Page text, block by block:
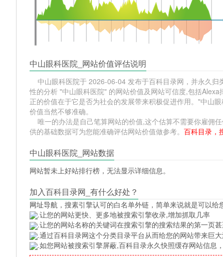
中山眼科医院_网站价值评估说明
中山眼科医院于 2026-06-04 发布于百科目录网，并永久
性的分析 "中山眼科医院" 的网站价值及网站可信度,包括
正的价值在于它是否为社会的发展带来积极促进作用。"中山
价值当然不够准确。
唯一的办法是自己笔算网站的价值,这个估算不需要你雇佣
供的基础数据可为您能准确评估网站价值做参考。百科目录，
中山眼科医院_网站数据
网站暂未上好站排行榜，无法显示详细信息。
加入百科目录网_有什么好处？
网址导航 ，搜素引擎认可的白名单外链，简单来说就是可以
.让您的网站更快、更多地被搜索引擎收录,增加抓取几率
.让您的网站名称的关键词在搜索引擎的搜索结果的第一页
.通过百科目录网这个分类目录平台从而给您的网站带来巨
.如您网站被搜索引擎屏蔽,百科目录永久快照缓存网站信息